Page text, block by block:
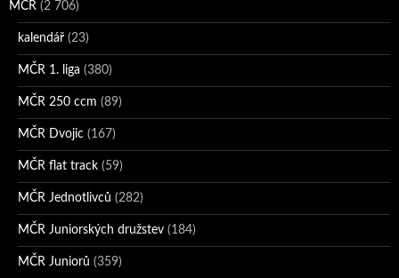
MČR (2 706)
kalendář (23)
MČR 1. liga (380)
MČR 250 ccm (89)
MČR Dvojic (167)
MČR flat track (59)
MČR Jednotlivců (282)
MČR Juniorských družstev (184)
MČR Juniorů (359)